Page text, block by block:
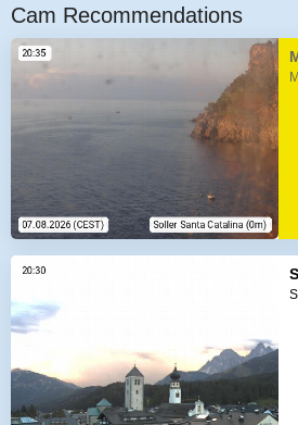
Cam Recommendations